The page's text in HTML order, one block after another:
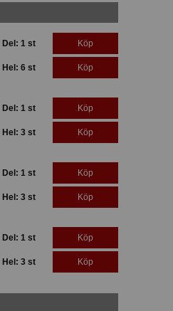
Del: 1 st Köp
Hel: 6 st Köp
Del: 1 st Köp
Hel: 3 st Köp
Del: 1 st Köp
Hel: 3 st Köp
Del: 1 st Köp
Hel: 3 st Köp